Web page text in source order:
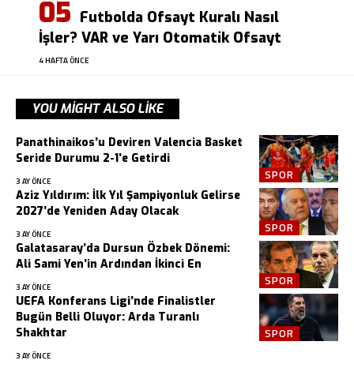
Futbolda Ofsayt Kuralı Nasıl
İşler? VAR ve Yarı Otomatik Ofsayt
4 HAFTA ÖNCE
YOU MIGHT ALSO LIKE
SPOR
Panathinaikos’u Deviren Valencia Basket
Seride Durumu 2-1’e Getirdi
3 AY ÖNCE
SPOR
Aziz Yıldırım: İlk Yıl Şampiyonluk Gelirse
2027’de Yeniden Aday Olacak
3 AY ÖNCE
SPOR
Galatasaray’da Dursun Özbek Dönemi:
Ali Sami Yen’in Ardından İkinci En
3 AY ÖNCE
SPOR
UEFA Konferans Ligi’nde Finalistler
Bugün Belli Oluyor: Arda Turanlı
Shakhtar
3 AY ÖNCE